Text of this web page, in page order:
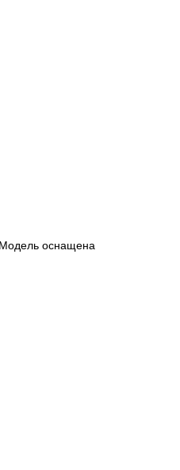
Модель оснащена